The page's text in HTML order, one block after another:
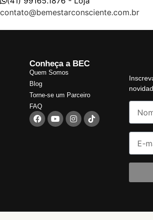
contato@bemestarconsciente.com.br
Conheça a BEC
Quem Somos
Blog
Torne-se um Parceiro
FAQ